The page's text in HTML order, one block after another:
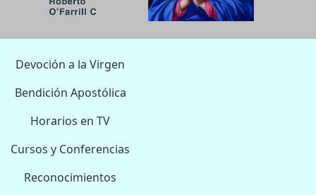
Devoción a la Virgen
Bendición Apostólica
Horarios en TV
Cursos y Conferencias
Reconocimientos